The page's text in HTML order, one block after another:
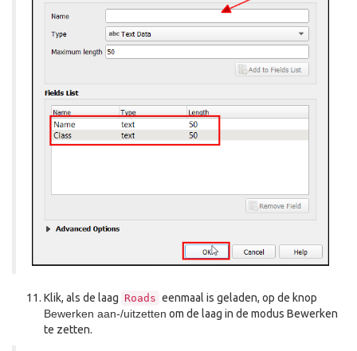
Klik, als de laag Roads eenmaal is geladen, op de knop
Bewerken aan-/uitzetten om de laag in de modus Bewerken
te zetten.